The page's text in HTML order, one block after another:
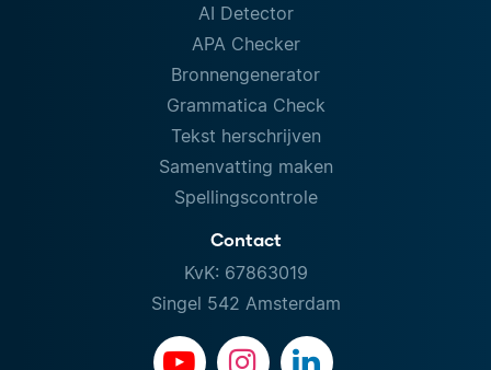
AI Detector
APA Checker
Bronnengenerator
Grammatica Check
Tekst herschrijven
Samenvatting maken
Spellingscontrole
Contact
KvK: 67863019
Singel 542 Amsterdam